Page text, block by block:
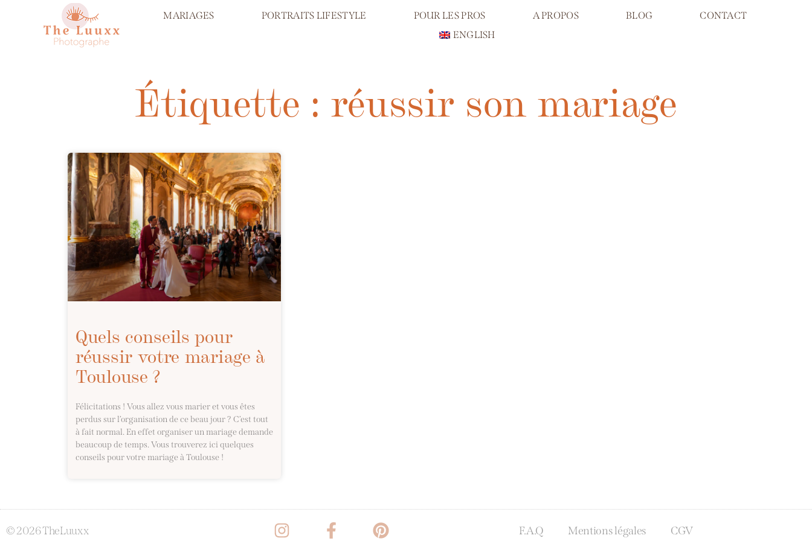
MARIAGES PORTRAITS LIFESTYLE POUR LES PROS A PROPOS BLOG
CONTACT
ENGLISH
Étiquette : réussir son mariage
Quels conseils pour
réussir votre mariage à
Toulouse ?
Félicitations ! Vous allez vous marier et vous êtes
perdus sur l’organisation de ce beau jour ? C’est tout
à fait normal. En effet organiser un mariage demande
beaucoup de temps. Vous trouverez ici quelques
conseils pour votre mariage à Toulouse !
© 2026 TheLuuxx F.A.Q Mentions légales CGV